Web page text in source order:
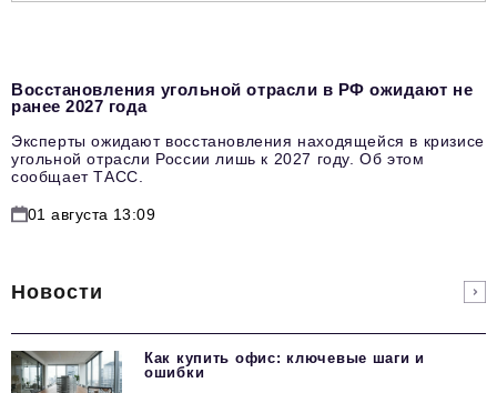
Восстановления угольной отрасли в РФ ожидают не
ранее 2027 года
Эксперты ожидают восстановления находящейся в кризисе
угольной отрасли России лишь к 2027 году. Об этом
сообщает ТАСС.
01 августа 13:09
Новости
Как купить офис: ключевые шаги и
ошибки